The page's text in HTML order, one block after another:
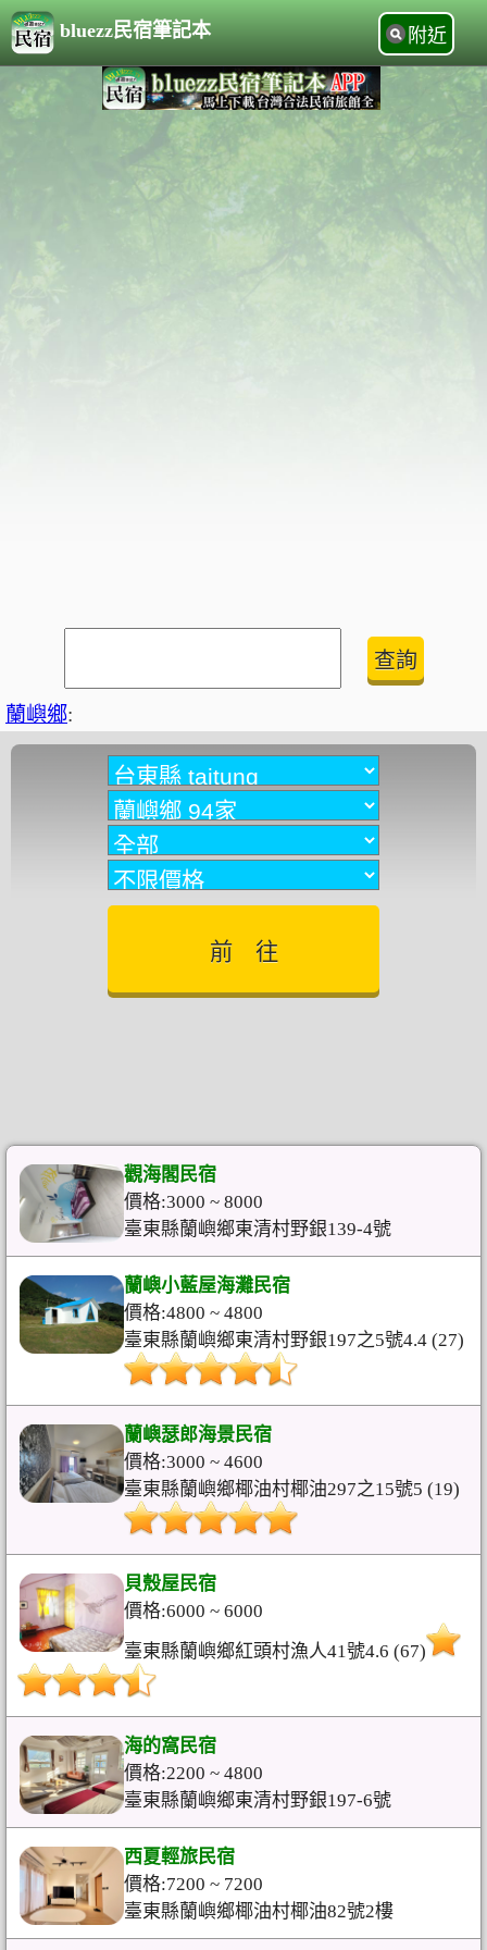
bluezz民宿筆記本 附近
蘭嶼鄉:
觀海閣民宿
價格:3000 ~ 8000
臺東縣蘭嶼鄉東清村野銀139-4號
蘭嶼小藍屋海灘民宿
價格:4800 ~ 4800
臺東縣蘭嶼鄉東清村野銀197之5號4.4 (27)
蘭嶼瑟郎海景民宿
價格:3000 ~ 4600
臺東縣蘭嶼鄉椰油村椰油297之15號5 (19)
貝殼屋民宿
價格:6000 ~ 6000
臺東縣蘭嶼鄉紅頭村漁人41號4.6 (67)
海的窩民宿
價格:2200 ~ 4800
臺東縣蘭嶼鄉東清村野銀197-6號
西夏輕旅民宿
價格:7200 ~ 7200
臺東縣蘭嶼鄉椰油村椰油82號2樓